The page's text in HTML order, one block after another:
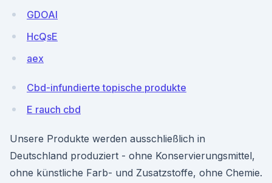
GDOAl
HcQsE
aex
Cbd-infundierte topische produkte
E rauch cbd
Unsere Produkte werden ausschließlich in
Deutschland produziert - ohne Konservierungsmittel,
ohne künstliche Farb- und Zusatzstoffe, ohne Chemie.